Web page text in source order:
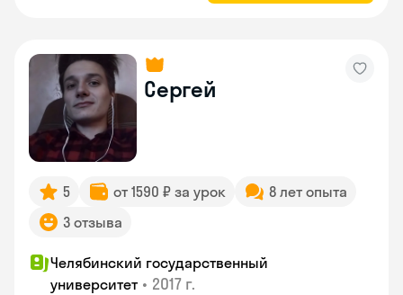
Сергей
5 от 1590 ₽ за урок
8 лет опыта
3 отзыва
Челябинский государственный
университет • 2017 г.